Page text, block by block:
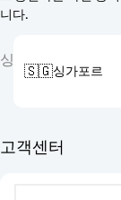
니다.
싱
🇸🇬싱가포르
고객센터